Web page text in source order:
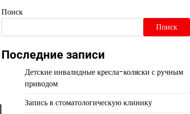
Поиск
Поиск
Последние записи
Детские инвалидные кресла-коляски с ручным
приводом
Запись в стоматологическую клинику